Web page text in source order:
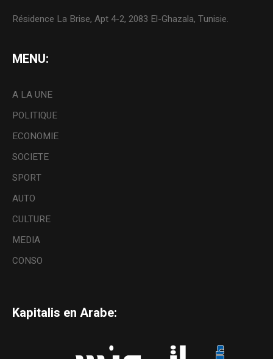
Résidence La Brise, Apt 4-2, 2083 El-Ghazala, Tunisie.
MENU:
A LA UNE
POLITIQUE
ECONOMIE
SOCIETE
SPORT
AUTO
CULTURE
MEDIA
CONSO
Kapitalis en Arabe: